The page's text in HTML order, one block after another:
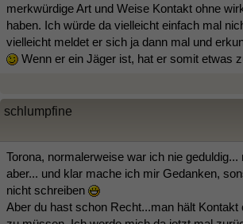
merkwürdige Art und Weise Kontakt ohne
haben. Ich würde da vielleicht einfach mal
vielleicht meldet er sich ja dann mal und
Wenn er ein Jäger ist, hat er somit etwas
schlumpfine
Torona, normalerweise war ich nie geduldig...
aber... und klar mache ich mir Gedanken,
nicht schreiben
Aber du hast schon Recht...man hält Kontakt